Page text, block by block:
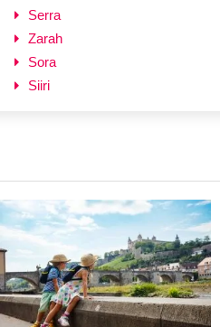
Serra
Zarah
Sora
Siiri